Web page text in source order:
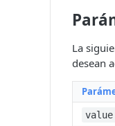
La
desean
value